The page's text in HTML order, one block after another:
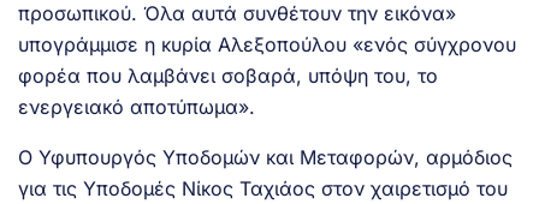
προσωπικού. Όλα αυτά συνθέτουν την εικόνα»
υπογράμμισε η κυρία Αλεξοπούλου «ενός σύγχρονου
φορέα που λαμβάνει σοβαρά, υπόψη του, το
ενεργειακό αποτύπωμα».
Ο Υφυπουργός Υποδομών και Μεταφορών, αρμόδιος
για τις Υποδομές Νίκος Ταχιάος στον χαιρετισμό του